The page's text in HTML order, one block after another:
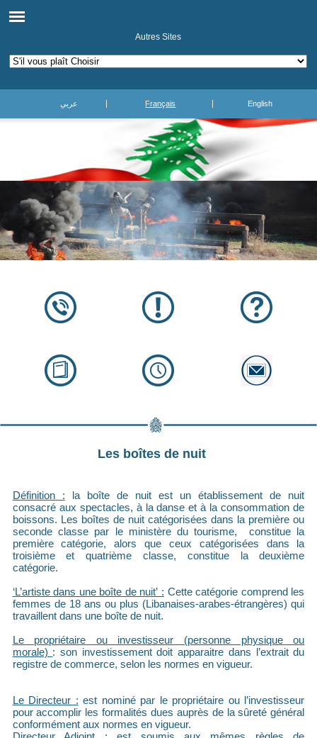
Autres Sites
عربي Français English
Les boîtes de nuit
Définition : la boîte de nuit est un établissement de nuit
consacré aux spectacles, à la danse et à la consommation de
boissons. Les boîtes de nuit catégorisées dans la première ou
seconde classe par le ministère du tourisme, constitue la
première catégorie, alors que ceux catégorisées dans la
troisième et quatrième classe, constitue la deuxième
catégorie.
‘L’artiste dans une boîte de nuit’ : Cette catégorie comprend les
femmes de 18 ans ou plus (Libanaises-arabes-étrangères) qui
travaillent dans une boîte de nuit.
Le propriétaire ou investisseur (personne physique ou
morale) : son investissement doit apparaitre dans l’extrait du
registre de commerce, selon les normes en vigueur.
Le Directeur : est nominé par le propriétaire ou l’investisseur
pour accomplir les formalités dues auprès de la sûreté général
conformément aux normes en vigueur.